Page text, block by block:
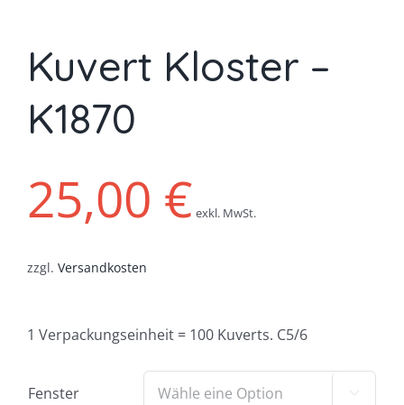
Kuvert Kloster –
K1870
25,00 € exkl. MwSt.
zzgl. Versandkosten
1 Verpackungseinheit = 100 Kuverts. C5/6
Fenster 